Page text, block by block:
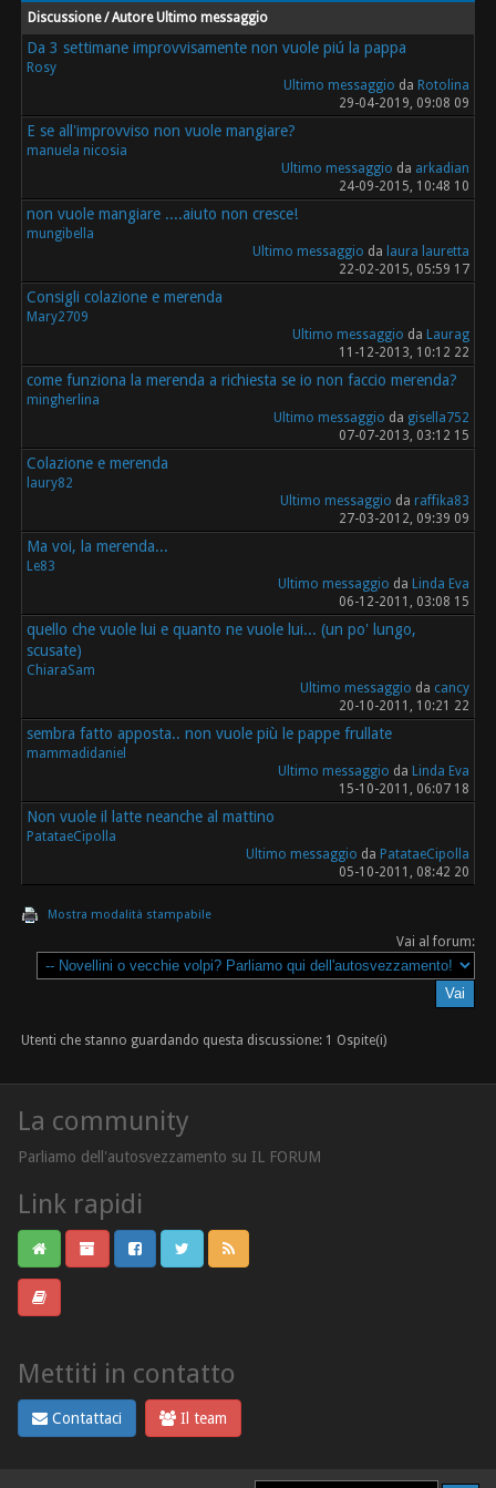
Discussione / Autore Ultimo messaggio
Da 3 settimane improvvisamente non vuole piú la pappa
Rosy
Ultimo messaggio da Rotolina
29-04-2019, 09:08 09
E se all'improvviso non vuole mangiare?
manuela nicosia
Ultimo messaggio da arkadian
24-09-2015, 10:48 10
non vuole mangiare ....aiuto non cresce!
mungibella
Ultimo messaggio da laura lauretta
22-02-2015, 05:59 17
Consigli colazione e merenda
Mary2709
Ultimo messaggio da Laurag
11-12-2013, 10:12 22
come funziona la merenda a richiesta se io non faccio merenda?
mingherlina
Ultimo messaggio da gisella752
07-07-2013, 03:12 15
Colazione e merenda
laury82
Ultimo messaggio da raffika83
27-03-2012, 09:39 09
Ma voi, la merenda...
Le83
Ultimo messaggio da Linda Eva
06-12-2011, 03:08 15
quello che vuole lui e quanto ne vuole lui... (un po' lungo,
scusate)
ChiaraSam
Ultimo messaggio da cancy
20-10-2011, 10:21 22
sembra fatto apposta.. non vuole più le pappe frullate
mammadidaniel
Ultimo messaggio da Linda Eva
15-10-2011, 06:07 18
Non vuole il latte neanche al mattino
PatataeCipolla
Ultimo messaggio da PatataeCipolla
05-10-2011, 08:42 20
Mostra modalità stampabile
Vai al forum:
Utenti che stanno guardando questa discussione: 1 Ospite(i)
La community
Parliamo dell'autosvezzamento su IL FORUM
Link rapidi
Mettiti in contatto
Contattaci Il team